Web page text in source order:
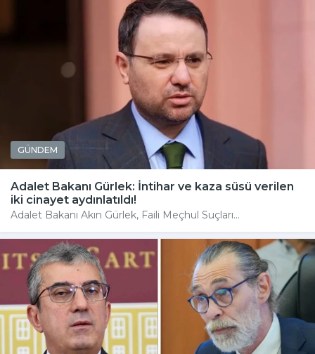
GÜNDEM
Adalet Bakanı Gürlek: İntihar ve kaza süsü verilen
iki cinayet aydınlatıldı!
Adalet Bakanı Akın Gürlek, Faili Meçhul Suçları...